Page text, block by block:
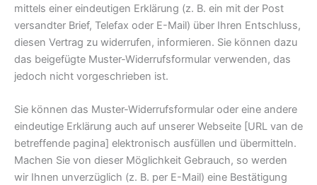
mittels einer eindeutigen Erklärung (z. B. ein mit der Post
versandter Brief, Telefax oder E-Mail) über Ihren Entschluss,
diesen Vertrag zu widerrufen, informieren. Sie können dazu
das beigefügte Muster-Widerrufsformular verwenden, das
jedoch nicht vorgeschrieben ist.
Sie können das Muster-Widerrufsformular oder eine andere
eindeutige Erklärung auch auf unserer Webseite [URL van de
betreffende pagina] elektronisch ausfüllen und übermitteln.
Machen Sie von dieser Möglichkeit Gebrauch, so werden
wir Ihnen unverzüglich (z. B. per E-Mail) eine Bestätigung